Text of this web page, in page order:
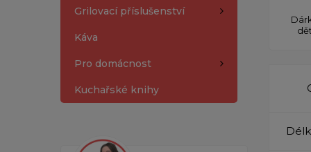
Grilovací příslušenství
Káva
Pro domácnost
Kuchařské knihy